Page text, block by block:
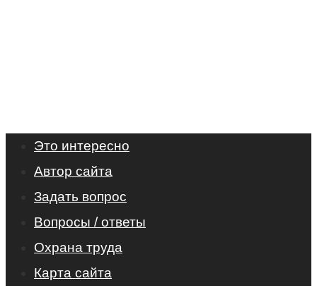
Это интересно
Автор сайта
Задать вопрос
Вопросы / ответы
Охрана труда
Карта сайта